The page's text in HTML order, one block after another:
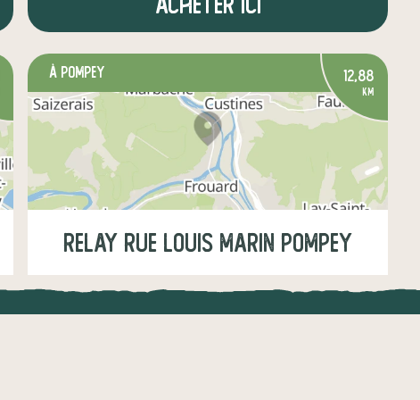
à Pompey 12,88
km
Relay Rue Louis Marin Pompey